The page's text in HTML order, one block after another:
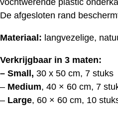
vochtwerende plastic
De afgesloten rand
Materiaal: langvezelige,
Verkrijgbaar in 3 maten:
– Small, 30 x 50 cm, 7 stuks
– Medium, 40 × 60 cm, 7
– Large, 60 × 60 cm, 10